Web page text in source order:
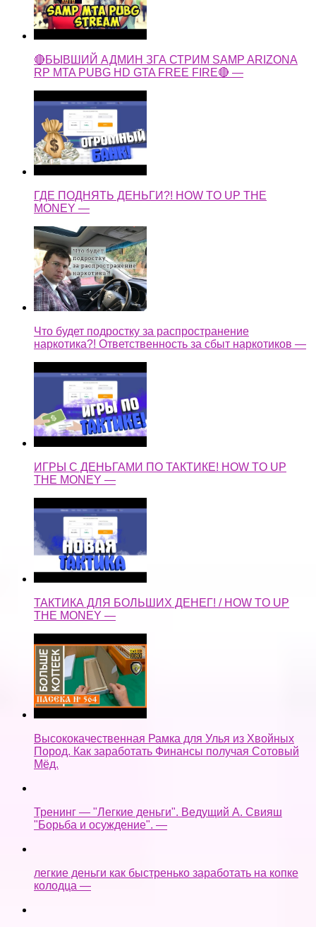
🔴БЫВШИЙ АДМИН ЗГА СТРИМ SAMP ARIZONA
RP MTA PUBG HD GTA FREE FIRE🔴 —
ГДЕ ПОДНЯТЬ ДЕНЬГИ?! HOW TO UP THE
MONEY —
Что будет подростку за распространение
наркотика?! Ответственность за сбыт наркотиков —
ИГРЫ С ДЕНЬГАМИ ПО ТАКТИКЕ! HOW TO UP
THE MONEY —
ТАКТИКА ДЛЯ БОЛЬШИХ ДЕНЕГ! / HOW TO UP
THE MONEY —
Высококачественная Рамка для Улья из Хвойных
Пород. Как заработать Финансы получая Сотовый
Мёд.
Тренинг — "Легкие деньги". Ведущий А. Свияш
"Борьба и осуждение". —
легкие деньги как быстренько заработать на копке
колодца —